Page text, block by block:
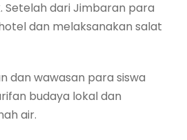
Setelah dari Jimbaran para
dan melaksanakan salat
dan wawasan para siswa
budaya lokal dan
air.